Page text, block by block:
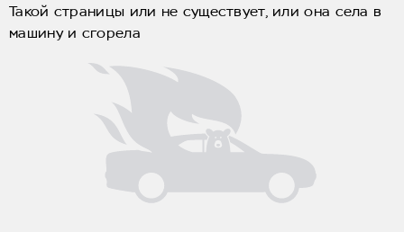
Такой страницы или не существует, или она села в
машину и сгорела